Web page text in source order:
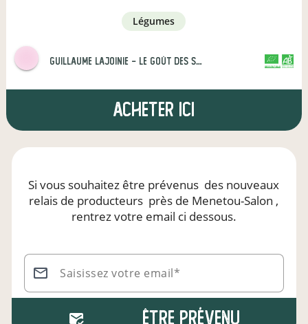
légumes
Guillaume Lajoinie - Le Goût des Saisons CERTIFIÉ PAR FR-BIO-01
AGRICULTURE FRANCE
Acheter ici
Si vous souhaitez être prévenus des nouveaux
relais de producteurs près de Menetou-Salon ,
rentrez votre email ci dessous.
Saisissez votre email*
Être prévenu